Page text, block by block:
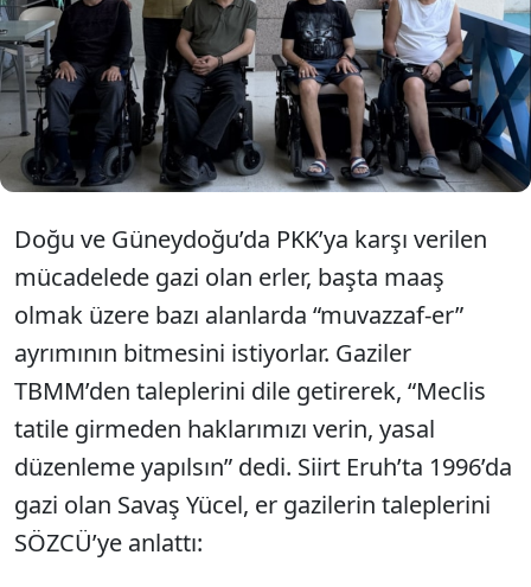
örgütüne karşı verilen mücadelede gazi
olan 4 er gazi SÖZCÜ’ye konuştu: “Kurşun
adres sormuyor, sen ersin subaysın
demiyor”.
Doğu ve Güneydoğu’da PKK’ya karşı verilen
mücadelede gazi olan erler, başta maaş
olmak üzere bazı alanlarda “muvazzaf-er”
ayrımının bitmesini istiyorlar. Gaziler
TBMM’den taleplerini dile getirerek, “Meclis
tatile girmeden haklarımızı verin, yasal
düzenleme yapılsın” dedi. Siirt Eruh’ta 1996’da
gazi olan Savaş Yücel, er gazilerin taleplerini
SÖZCÜ’ye anlattı: